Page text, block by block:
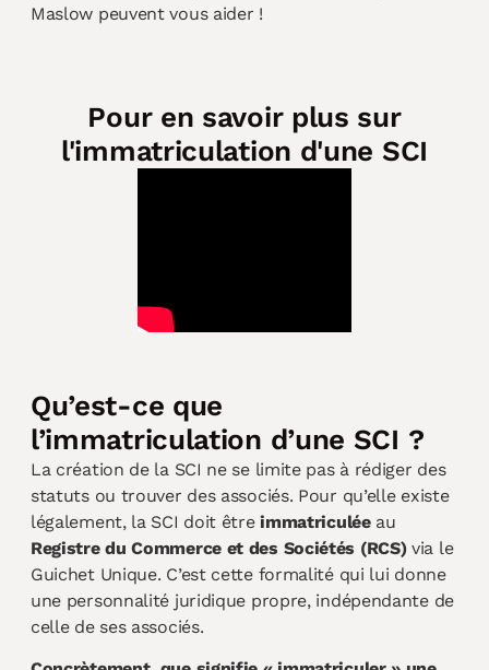
Maslow peuvent vous aider !
Pour en savoir plus sur
l'immatriculation d'une SCI
Qu’est-ce que
l’immatriculation d’une SCI ?
La création de la SCI ne se limite pas à rédiger des
statuts ou trouver des associés. Pour qu’elle existe
légalement, la SCI doit êtreimmatriculéeau
Registre du Commerce et des Sociétés (RCS)via le
Guichet Unique. C’est cette formalité qui lui donne
une personnalité juridique propre, indépendante de
celle de ses associés.